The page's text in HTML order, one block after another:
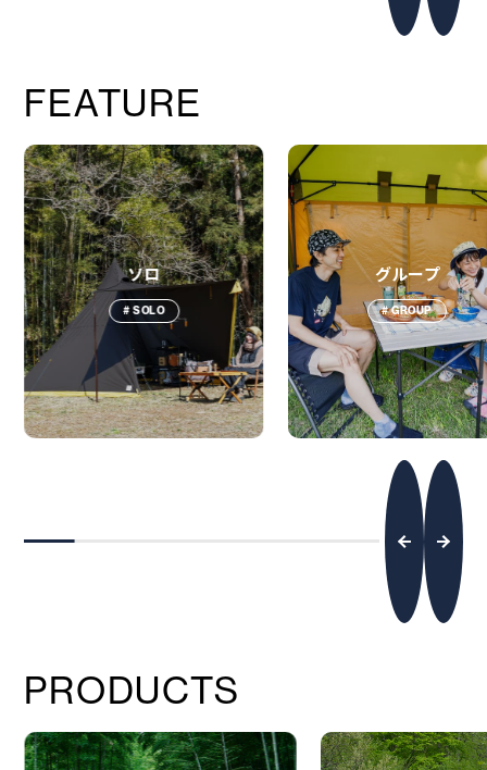
FEATURE
ソロ
# SOLO
グループ
# GROUP
PRODUCTS